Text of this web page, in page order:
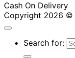
Cash On Delivery
Copyright 2026 ©
Search for: